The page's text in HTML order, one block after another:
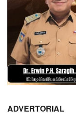
ADVERTORIAL